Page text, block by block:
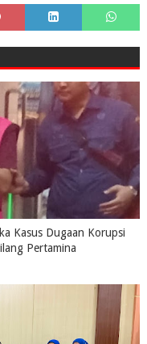
Kasus Dugaan Korupsi
Pertamina